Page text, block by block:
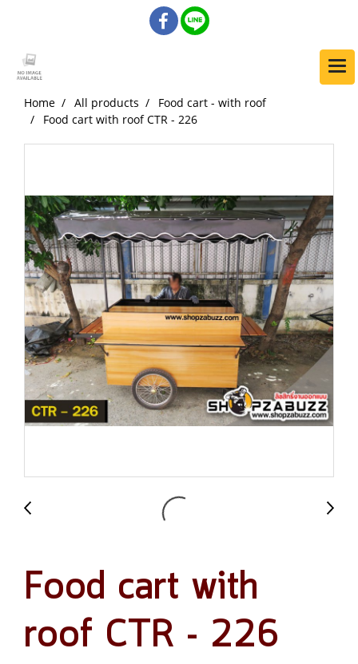
Home All products
Food cart - with roof
Food cart with roof CTR - 226
Food cart with
roof CTR - 226